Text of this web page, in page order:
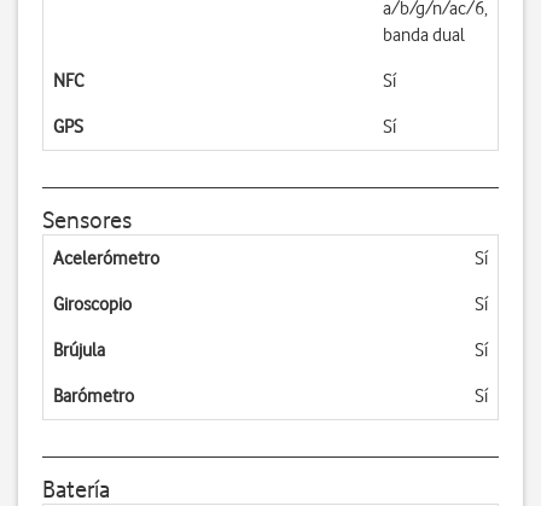
a/b/g/n/ac/6,
banda dual
NFC Sí
GPS Sí
Sensores
Acelerómetro Sí
Giroscopio Sí
Brújula Sí
Barómetro Sí
Batería